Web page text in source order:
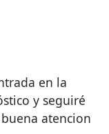
en la
y seguiré
atencion